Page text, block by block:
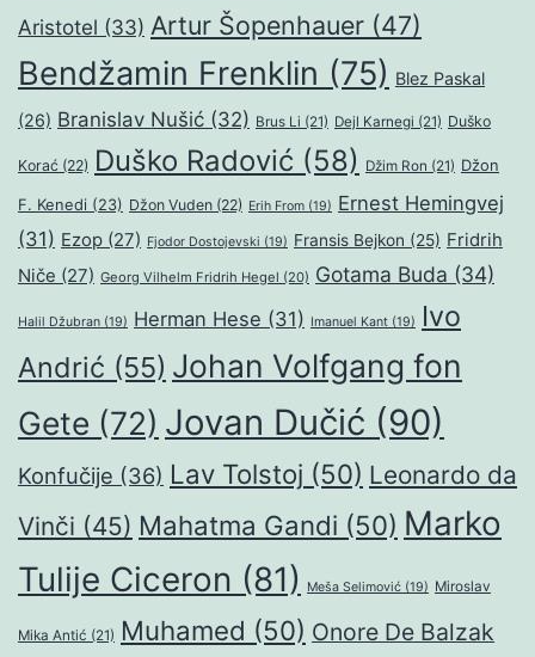
Aristotel (33) Artur Šopenhauer (47)
Bendžamin Frenklin (75) Blez Paskal
(26) Branislav Nušić (32) Brus Li (21) Dejl Karnegi (21) Duško
Korać (22) Duško Radović (58) Džim Ron (21) Džon
F. Kenedi (23) Džon Vuden (22) Erih From (19) Ernest Hemingvej
(31) Ezop (27) Fjodor Dostojevski (19) Fransis Bejkon (25) Fridrih
Niče (27) Georg Vilhelm Fridrih Hegel (20) Gotama Buda (34)
Halil Džubran (19) Herman Hese (31) Imanuel Kant (19)
Ivo
Andrić (55) Johan Volfgang fon
Gete (72) Jovan Dučić (90)
Konfučije (36) Lav Tolstoj (50) Leonardo da
Vinči (45) Mahatma Gandi (50) Marko
Tulije Ciceron (81) Meša Selimović (19) Miroslav
Mika Antić (21) Muhamed (50) Onore De Balzak